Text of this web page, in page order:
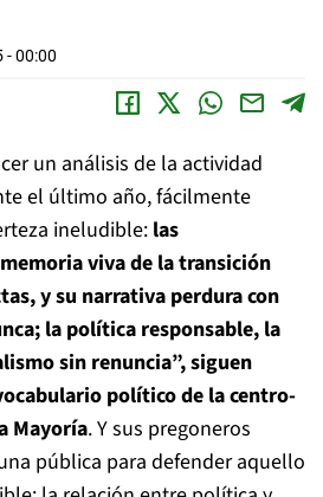
- 00:00
un análisis de la actividad
el último año, fácilmente
ineludible: las
viva de la transición
y su narrativa perdura con
la política responsable, la
sin renuncia”, siguen
político de la centro-
Mayoría. Y sus pregoneros
pública para defender aquello